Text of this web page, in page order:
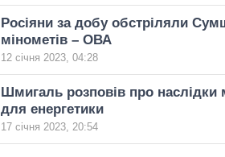
Росіяни за добу обстріляли
мінометів – ОВА
12 січня 2023, 04:28
Шмигаль розповів про наслідки
для енергетики
17 січня 2023, 20:54